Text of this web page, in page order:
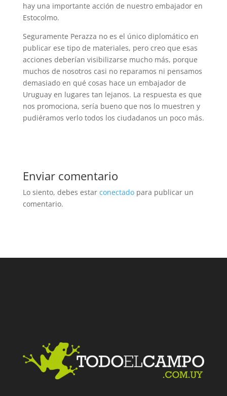
hay una importante acción de nuestro embajador en
Estocolmo.
Seguramente Perazza no es el único diplomático en
publicar ese tipo de materiales, pero creo que esas
acciones deberían visibilizarse mucho más, porque
muchos de nosotros casi no reparamos ni pensamos
demasiado en qué cosas hace un embajador de
Uruguay en lugares tan lejanos. La respuesta es que
nos promociona, sería bueno que nos lo muestren y
pudiéramos verlo todos los ciudadanos un poco más.
Enviar comentario
Lo siento, debes estar conectadopara publicar un
comentario.
Facebook